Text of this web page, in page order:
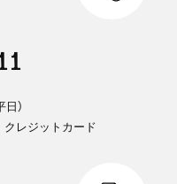
）
レジットカード